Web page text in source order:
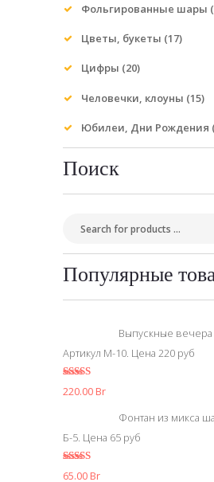
Фольгированные шары
Цветы, букеты (17)
Цифры (20)
Человечки, клоуны (15)
Юбилеи, Дни Рождения
Поиск
Популярные
Выпускные вечера
Артикул М-10. Цена 220 руб
5.00 из 5
220.00 Br
Фонтан из микса
Б-5. Цена 65 руб
5.00из 5
65.00 Br